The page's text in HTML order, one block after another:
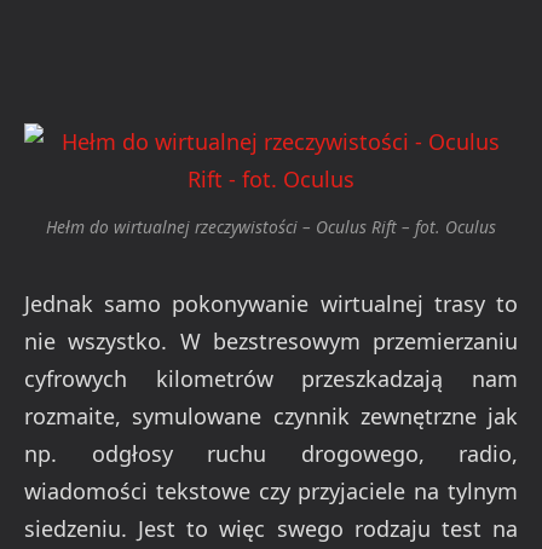
Hełm do wirtualnej rzeczywistości – Oculus Rift – fot. Oculus
Jednak samo pokonywanie wirtualnej trasy to
nie wszystko. W bezstresowym przemierzaniu
cyfrowych kilometrów przeszkadzają nam
rozmaite, symulowane czynnik zewnętrzne jak
np. odgłosy ruchu drogowego, radio,
wiadomości tekstowe czy przyjaciele na tylnym
siedzeniu. Jest to więc swego rodzaju test na